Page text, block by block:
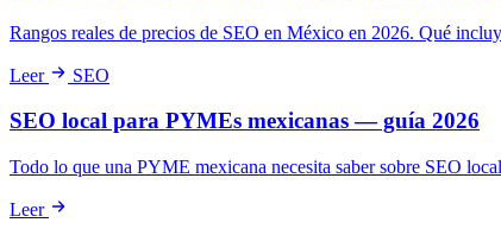
Rangos reales de precios de SEO en México en 2026. Qué
Leer SEO
SEO local para PYMEs mexicanas — guía 2026
Todo lo que una PYME mexicana necesita saber sobre SEO
Leer